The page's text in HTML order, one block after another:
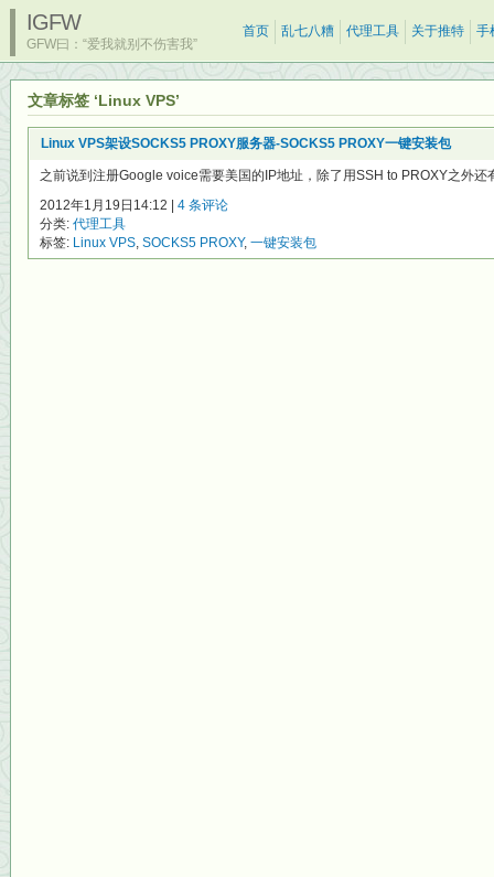
IGFW
GFW曰：“爱我就别不伤害我”
首页 乱七八糟 代理工具 关于推特 手
文章标签 ‘Linux VPS’
Linux VPS架设SOCKS5 PROXY服务器-SOCKS5 PROXY一键安装包
之前说到注册Google voice需要美国的IP地址，除了用SSH to PROXY之外
2012年1月19日14:12 | 4 条评论
分类: 代理工具
标签: Linux VPS, SOCKS5 PROXY, 一键安装包